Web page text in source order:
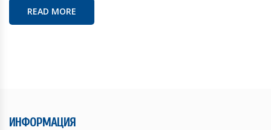
READ MORE
ИНФОРМАЦИЯ